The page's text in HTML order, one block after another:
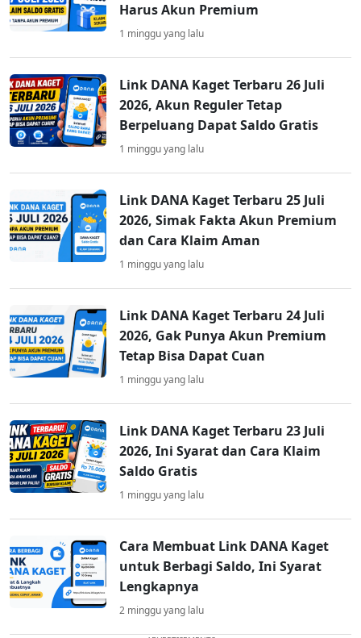
Harus Akun Premium
1 minggu yang lalu
Link DANA Kaget Terbaru 26 Juli
2026, Akun Reguler Tetap
Berpeluang Dapat Saldo Gratis
1 minggu yang lalu
Link DANA Kaget Terbaru 25 Juli
2026, Simak Fakta Akun Premium
dan Cara Klaim Aman
1 minggu yang lalu
Link DANA Kaget Terbaru 24 Juli
2026, Gak Punya Akun Premium
Tetap Bisa Dapat Cuan
1 minggu yang lalu
Link DANA Kaget Terbaru 23 Juli
2026, Ini Syarat dan Cara Klaim
Saldo Gratis
1 minggu yang lalu
Cara Membuat Link DANA Kaget
untuk Berbagi Saldo, Ini Syarat
Lengkapnya
2 minggu yang lalu